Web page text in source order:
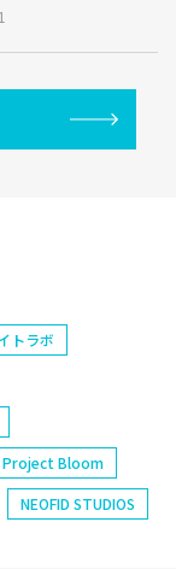
トラボ
Project Bloom
NEOFID STUDIOS